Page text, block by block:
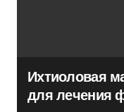
Ихтиоловая
для лечения